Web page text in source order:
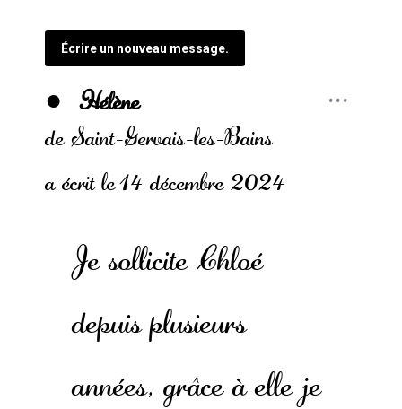
Hélène
de Saint-Gervais-les-Bains
a écrit le14 décembre 2024
Je sollicite Chloé
depuis plusieurs
années, grâce à elle je
...